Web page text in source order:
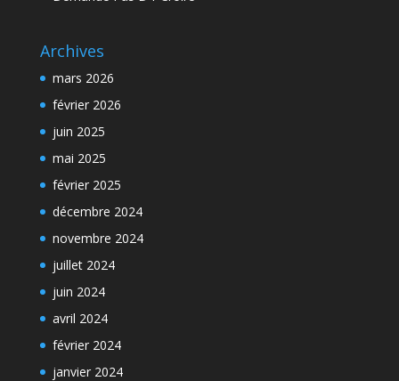
Archives
mars 2026
février 2026
juin 2025
mai 2025
février 2025
décembre 2024
novembre 2024
juillet 2024
juin 2024
avril 2024
février 2024
janvier 2024